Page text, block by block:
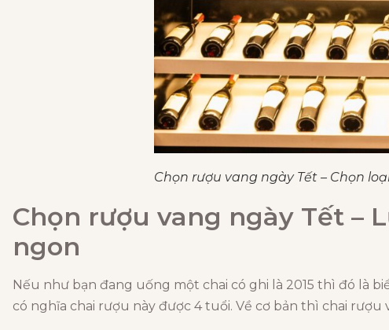
Chọn rượu vang ngày Tết – Chọn
Chọn rượu vang ngày Tết –
ngon
Nếu như bạn đang uống một chai có ghi là 2015 thì đó là
có nghĩa chai rượu này được 4 tuổi. Về cơ bản thì chai